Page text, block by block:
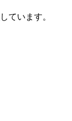
しています。